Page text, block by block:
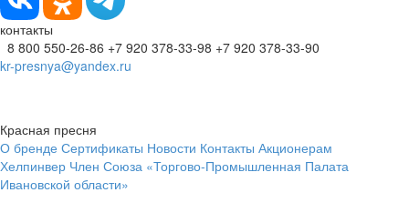
контакты
8 800 550-26-86 +7 920 378-33-98 +7 920 378-33-90
kr-presnya@yandex.ru
Красная пресня
О бренде Сертификаты Новости Контакты Акционерам
Хелпинвер Член Союза «Торгово-Промышленная Палата
Ивановской области»